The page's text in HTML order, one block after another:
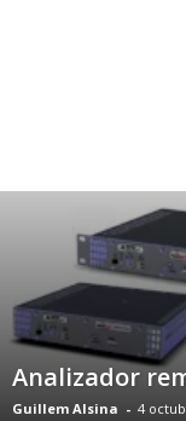
Analizador
Guillem Alsina - 4